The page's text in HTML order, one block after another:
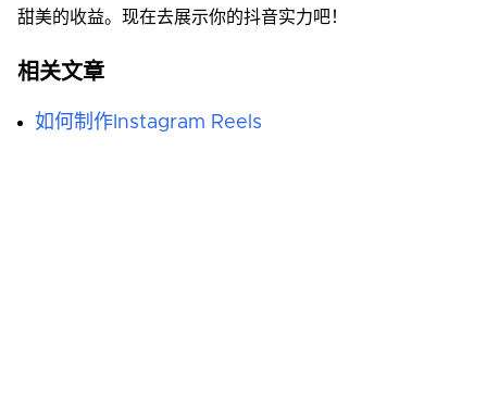
甜美的收益。现在去展示你的抖音实力吧！
相关文章
如何制作Instagram Reels